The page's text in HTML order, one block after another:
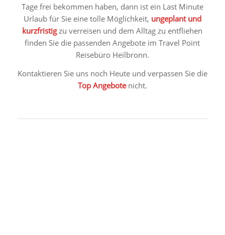
Tage frei bekommen haben, dann ist ein Last Minute
Urlaub für Sie eine tolle Möglichkeit, ungeplant und
kurzfristigzu verreisen und dem Alltag zu entfliehen
finden Sie die passenden Angebote im Travel Point
Reisebüro Heilbronn.
Kontaktieren Sie uns noch Heute und verpassen Sie die
Top Angebotenicht.